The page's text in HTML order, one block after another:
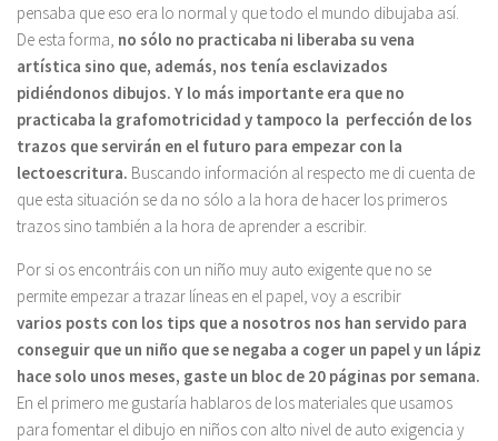
pensaba que eso era lo normal y que todo el mundo dibujaba así.
De esta forma, no sólo no practicaba ni liberaba su vena
artística sino que, además, nos tenía esclavizados
pidiéndonos dibujos. Y lo más importante era que no
practicaba la grafomotricidad y tampoco la perfección de los
trazos que servirán en el futuro para empezar con la
lectoescritura. Buscando información al respecto me di cuenta de
que esta situación se da no sólo a la hora de hacer los primeros
trazos sino también a la hora de aprender a escribir.
Por si os encontráis con un niño muy auto exigente que no se
permite empezar a trazar líneas en el papel, voy a escribir
varios posts con los tips que a nosotros nos han servido para
conseguir que un niño que se negaba a coger un papel y un lápiz
hace solo unos meses, gaste un bloc de 20 páginas por semana.
En el primero me gustaría hablaros de los materiales que usamos
para fomentar el dibujo en niños con alto nivel de auto exigencia y